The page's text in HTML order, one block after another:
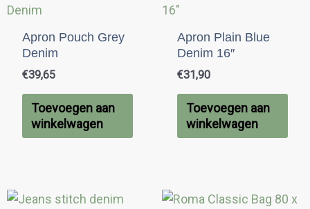
Apron Pouch Grey
Denim
€39,65
Toevoegen aan
winkelwagen
Apron Plain Blue
Denim 16″
€31,90
Toevoegen aan
winkelwagen
Dit